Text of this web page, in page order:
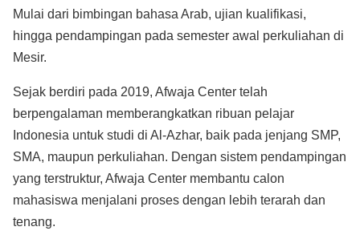
Mulai dari bimbingan bahasa Arab, ujian kualifikasi,
hingga pendampingan pada semester awal perkuliahan di
Mesir.
Sejak berdiri pada 2019, Afwaja Center telah
berpengalaman memberangkatkan ribuan pelajar
Indonesia untuk studi di Al-Azhar, baik pada jenjang SMP,
SMA, maupun perkuliahan. Dengan sistem pendampingan
yang terstruktur, Afwaja Center membantu calon
mahasiswa menjalani proses dengan lebih terarah dan
tenang.